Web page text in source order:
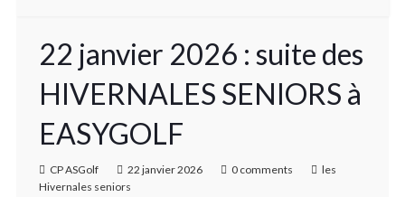
22 janvier 2026 : suite des
HIVERNALES SENIORS à
EASYGOLF
CP ASGolf 22 janvier 2026 0 comments
les
Hivernales seniors